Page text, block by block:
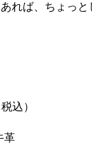
れば、ちょっと
込）
革